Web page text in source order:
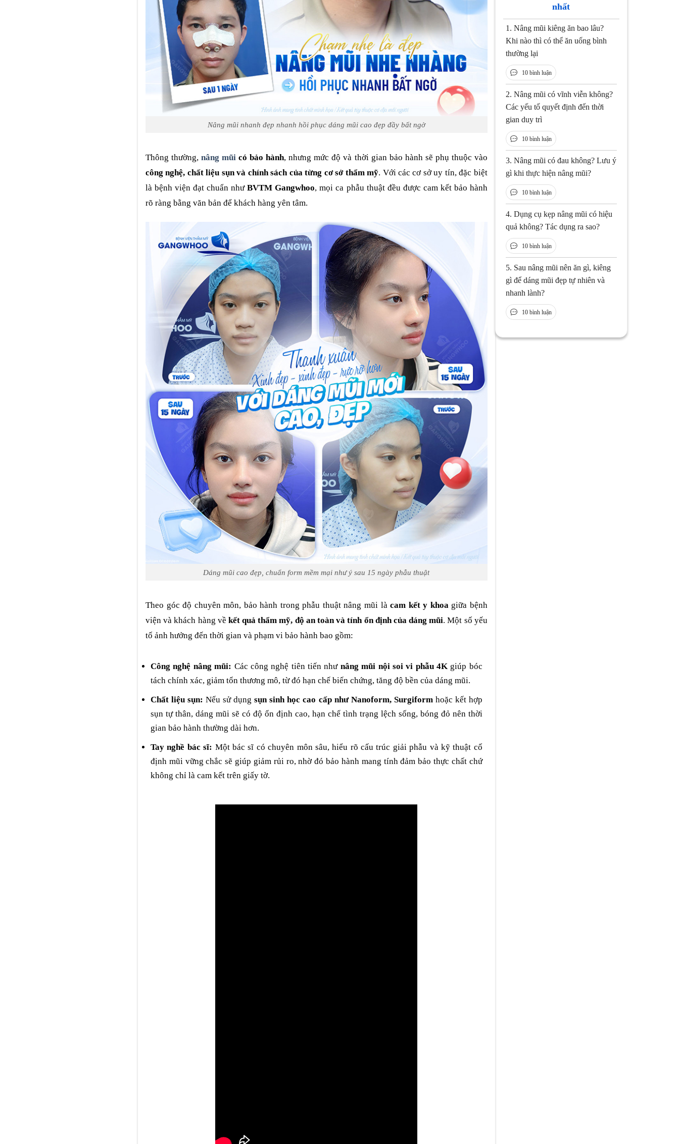
Nâng mũi nhanh đẹp nhanh hồi phục dáng mũi cao đẹp đầy bất ngờ
Thông thường,nâng mũi có bảo hành, nhưng mức độ và thời gian bảo hành sẽ phụ thuộc vào
công nghệ, chất liệu sụn và chính sách của từng cơ sở thẩm mỹ. Với các cơ sở uy tín, đặc biệt
là bệnh viện đạt chuẩn nhưBVTM Gangwhoo, mọi ca phẫu thuật đều được cam kết bảo hành
rõ ràng bằng văn bản để khách hàng yên tâm.
Dáng mũi cao đẹp, chuẩn form mềm mại như ý sau 15 ngày phẫu thuật
Theo góc độ chuyên môn, bảo hành trong phẫu thuật nâng mũi làcam kết y khoagiữa bệnh
viện và khách hàng về kết quả thẩm mỹ, độ an toàn và tính ổn định của dáng mũi. Một số yếu
tố ảnh hưởng đến thời gian và phạm vi bảo hành bao gồm:
Công nghệ nâng mũi: Các công nghệ tiên tiến như nâng mũi nội soi vi phẫu 4K giúp bóc
tách chính xác, giảm tổn thương mô, từ đó hạn chế biến chứng, tăng độ bền của dáng mũi.
Chất liệu sụn: Nếu sử dụngsụn sinh học cao cấp như Nanoform, Surgiformhoặc kết hợp
sụn tự thân, dáng mũi sẽ có độ ổn định cao, hạn chế tình trạng lệch sống, bóng đỏ nên thời
gian bảo hành thường dài hơn.
Tay nghề bác sĩ: Một bác sĩ có chuyên môn sâu, hiểu rõ cấu trúc giải phẫu và kỹ thuật cố
định mũi vững chắc sẽ giúp giảm rủi ro, nhờ đó bảo hành mang tính đảm bảo thực chất chứ
không chỉ là cam kết trên giấy tờ.
nhất
1. Nâng mũi kiêng ăn bao lâu?
Khi nào thì có thể ăn uống bình
thường lại
10 bình luận
2. Nâng mũi có vĩnh viễn không?
Các yếu tố quyết định đến thời
gian duy trì
10 bình luận
3. Nâng mũi có đau không? Lưu ý
gì khi thực hiện nâng mũi?
10 bình luận
4. Dụng cụ kẹp nâng mũi có hiệu
quả không? Tác dụng ra sao?
10 bình luận
5. Sau nâng mũi nên ăn gì, kiêng
gì để dáng mũi đẹp tự nhiên và
nhanh lành?
10 bình luận